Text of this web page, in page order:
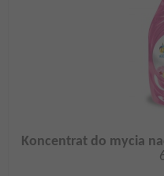
Koncentrat do mycia